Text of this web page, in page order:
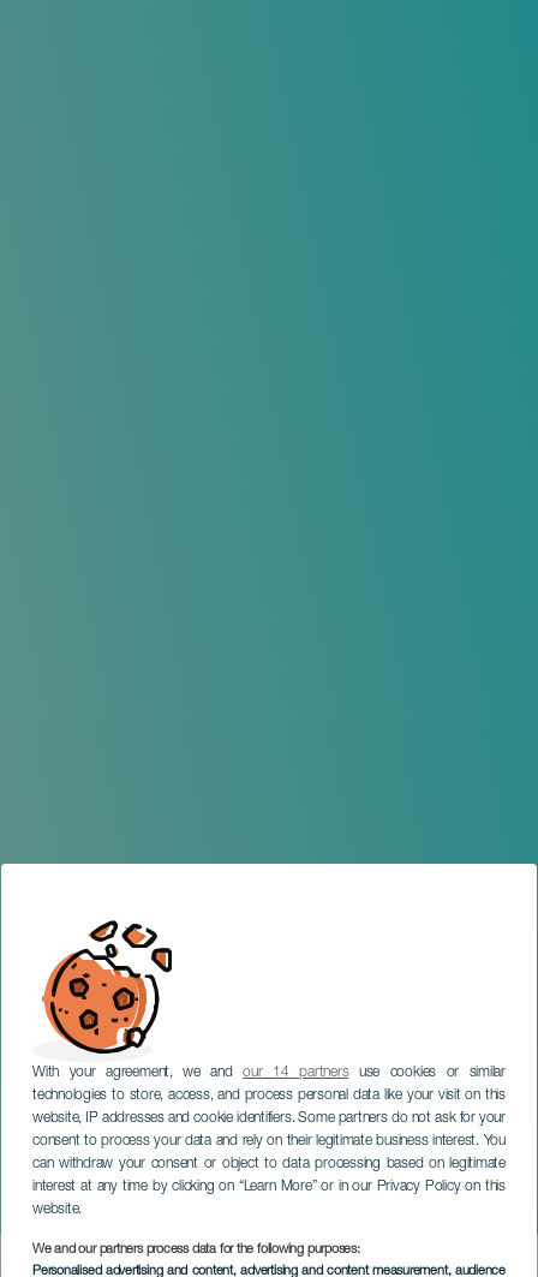
With your agreement, we andour 14 partnersuse cookies or similar
technologies to store, access, and process personal data like your visit on this
website, IP addresses and cookie identifiers. Some partners do not ask for your
consent to process your data and rely on their legitimate business interest. You
can withdraw your consent or object to data processing based on legitimate
interest at any time by clicking on “Learn More” or in our Privacy Policy on this
website.
We and our partners process data for the following purposes:
Personalised advertising and content, advertising and content measurement, audience
Thomas Figueroa Groovin’
Jazz Project
TENERIFE
Imagen